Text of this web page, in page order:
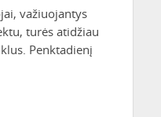
važiuojantys
turės atidžiau
Penktadienį